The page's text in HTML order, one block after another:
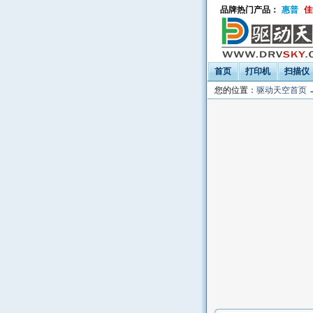
品牌热门产品： 惠普
首页 打印机
扫描仪
您的位置： 驱动天空首页